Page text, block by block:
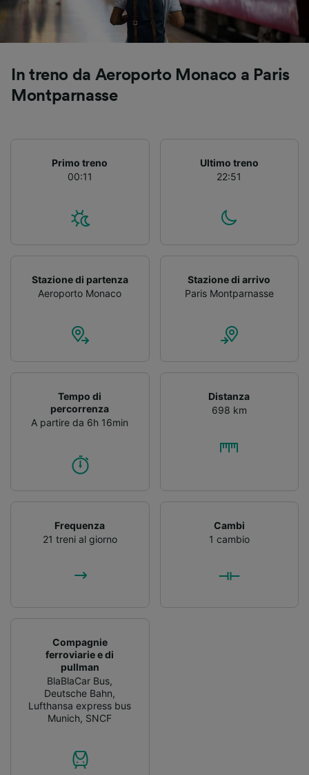
In treno da Aeroporto Monaco a Paris
Montparnasse
Primo treno
00:11
Ultimo treno
22:51
Stazione di partenza
Aeroporto Monaco
Stazione di arrivo
Paris Montparnasse
Tempo di
percorrenza
A partire da 6h 16min
Distanza
698 km
Frequenza
21 treni al giorno
Cambi
1 cambio
Compagnie
ferroviarie e di
pullman
BlaBlaCar Bus,
Deutsche Bahn,
Lufthansa express bus
Munich, SNCF
Utilizzare dati di geolocalizzazione precisi.
Scansione attiva delle caratteristiche del
dispositivo ai fini dell’identificazione.
accedervi. Pubblicità e contenuti
personalizzati, misurazione delle prestazioni
dei contenuti e degli annunci, ricerche sul
Elenco dei partner (fornitori)